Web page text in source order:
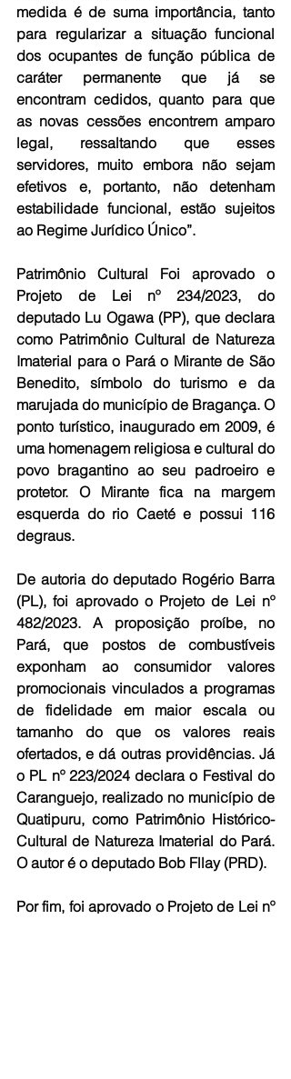
medida é de suma importância, tanto
para regularizar a situação funcional
dos ocupantes de função pública de
caráter permanente que já se
encontram cedidos, quanto para que
as novas cessões encontrem amparo
legal, ressaltando que esses
servidores, muito embora não sejam
efetivos e, portanto, não detenham
estabilidade funcional, estão sujeitos
ao Regime Jurídico Único”.
Patrimônio Cultural Foi aprovado o
Projeto de Lei nº 234/2023, do
deputado Lu Ogawa (PP), que declara
como Patrimônio Cultural de Natureza
Imaterial para o Pará o Mirante de São
Benedito, símbolo do turismo e da
marujada do município de Bragança. O
ponto turístico, inaugurado em 2009, é
uma homenagem religiosa e cultural do
povo bragantino ao seu padroeiro e
protetor. O Mirante fica na margem
esquerda do rio Caeté e possui 116
degraus.
De autoria do deputado Rogério Barra
(PL), foi aprovado o Projeto de Lei nº
482/2023. A proposição proíbe, no
Pará, que postos de combustíveis
exponham ao consumidor valores
promocionais vinculados a programas
de fidelidade em maior escala ou
tamanho do que os valores reais
ofertados, e dá outras providências. Já
o PL nº 223/2024 declara o Festival do
Caranguejo, realizado no município de
Quatipuru, como Patrimônio Histórico-
Cultural de Natureza Imaterial do Pará.
O autor é o deputado Bob Fllay (PRD).
Por fim, foi aprovado o Projeto de Lei nº